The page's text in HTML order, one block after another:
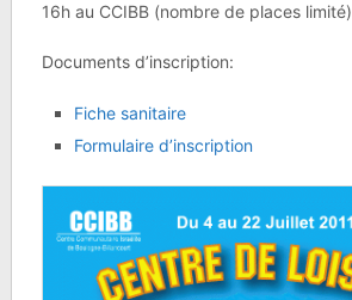
16h au CCIBB (nombre de places limité)
Documents d’inscription:
Fiche sanitaire
Formulaire d’inscription